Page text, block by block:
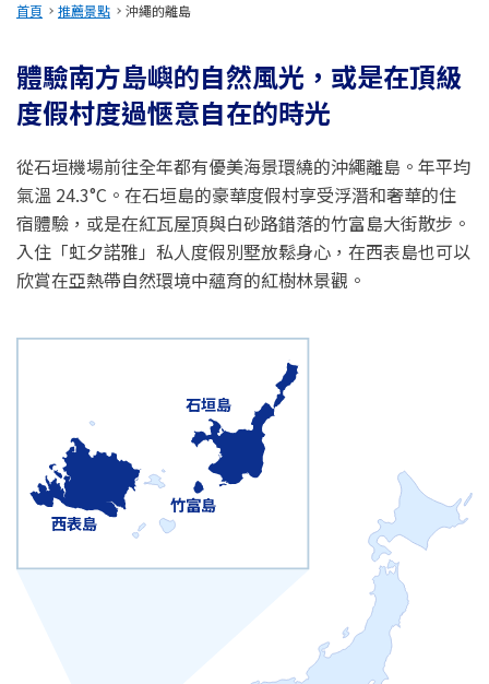
首頁 推薦景點 沖繩的離島
體驗南方島嶼的自然風光，或是在頂級
度假村度過愜意自在的時光
從石垣機場前往全年都有優美海景環繞的沖繩離島。年平均
氣溫 24.3°C。在石垣島的豪華度假村享受浮潛和奢華的住
宿體驗，或是在紅瓦屋頂與白砂路錯落的竹富島大街散步。
入住「虹夕諾雅」私人度假別墅放鬆身心，在西表島也可以
欣賞在亞熱帶自然環境中蘊育的紅樹林景觀。
石垣島
竹富島
西表島